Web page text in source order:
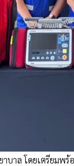
บาล โดยเตรียมพ